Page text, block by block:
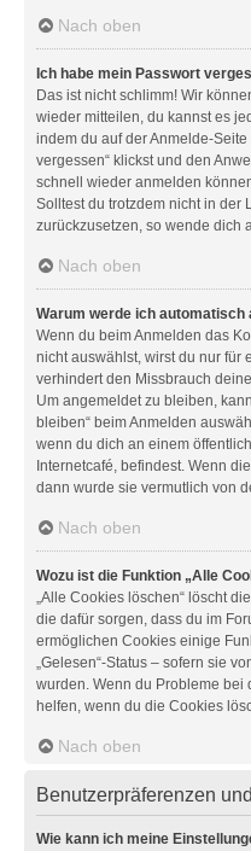
Nach oben
Ich habe mein Passwort
Das ist nicht schlimm! Wir
wieder mitteilen, du kannst es
indem du auf der Anmelde-
vergessen“ klickst und den
schnell wieder anmelden
Solltest du trotzdem nicht in der
zurückzusetzen, so wende dich
Nach oben
Warum werde ich automatisch
Wenn du beim Anmelden das
nicht auswählst, wirst du nur für
verhindert den Missbrauch
Um angemeldet zu bleiben,
bleiben“ beim Anmelden
wenn du dich an einem
Internetcafé, befindest. Wenn
dann wurde sie vermutlich von
Nach oben
Wozu ist die Funktion „Alle
„Alle Cookies löschen“ löscht
die dafür sorgen, dass du im
ermöglichen Cookies einige
„Gelesen“-Status – sofern sie
wurden. Wenn du Probleme bei
helfen, wenn du die Cookies
Nach oben
Benutzerpräferenzen
Wie kann ich meine